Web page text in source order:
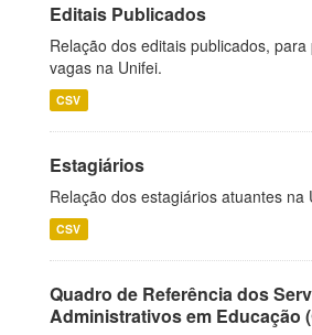
Editais Publicados
Relação dos editais publicados,
vagas na Unifei.
CSV
Estagiários
Relação dos estagiários atuantes na
CSV
Quadro de Referência dos
Administrativos em Educação